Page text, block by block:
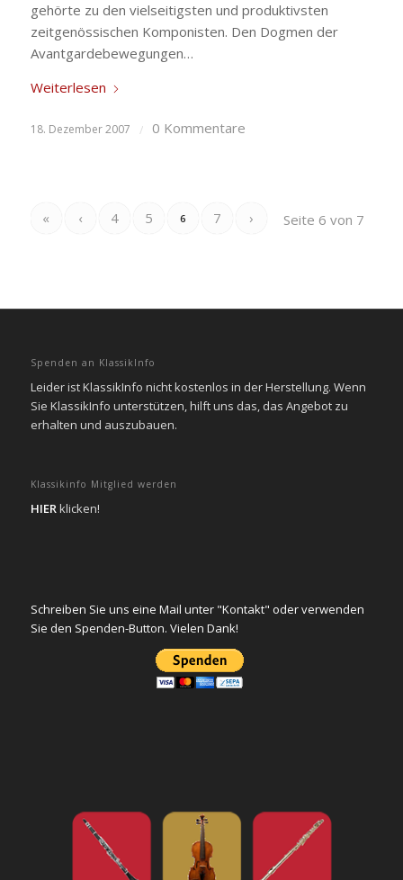
gehörte zu den vielseitigsten und produktivsten
zeitgenössischen Komponisten. Den Dogmen der
Avantgardebewegungen…
Weiterlesen
18. Dezember 2007 / 0 Kommentare
Seite 6 von 7
« ‹ 4 5 6 7 ›
Spenden an KlassikInfo
Leider ist KlassikInfo nicht kostenlos in der Herstellung. Wenn
Sie KlassikInfo unterstützen, hilft uns das, das Angebot zu
erhalten und auszubauen.
Klassikinfo Mitglied werden
HIERklicken!
Schreiben Sie uns eine Mail unter "Kontakt" oder verwenden
Sie den Spenden-Button. Vielen Dank!